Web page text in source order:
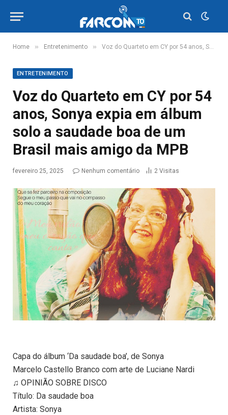
Home » Entretenimento » Voz do Quarteto em CY por 54 anos, Sonya expia em álbum solo a saudade boa de um Brasil mais amigo da MPB
ENTRETENIMENTO
Voz do Quarteto em CY por 54
anos, Sonya expia em álbum
solo a saudade boa de um
Brasil mais amigo da MPB
fevereiro 25, 2025 Nenhum comentário 2 Visitas
Capa do álbum ‘Da saudade boa’, de Sonya
Marcelo Castello Branco com arte de Luciane Nardi
♫ OPINIÃO SOBRE DISCO
Título: Da saudade boa
Artista: Sonya